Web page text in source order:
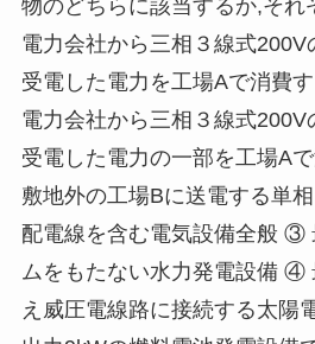
物のどちらに該当するか,そ
電力会社から三相３線式200V
受電した電力を工場Aで消費
電力会社から三相３線式200V
受電した電力の一部を工場A
敷地外の工場Bに送電する単
配電線を含む電気設備全般 ③
ムをもたない水力発電設備 ④
え威圧電線路に接続する太陽